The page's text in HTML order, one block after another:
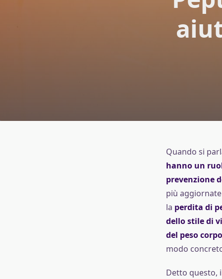
Quando si
hanno un
prevenzione
più
la perdita di
dello stile di
del peso
modo
Detto questo,